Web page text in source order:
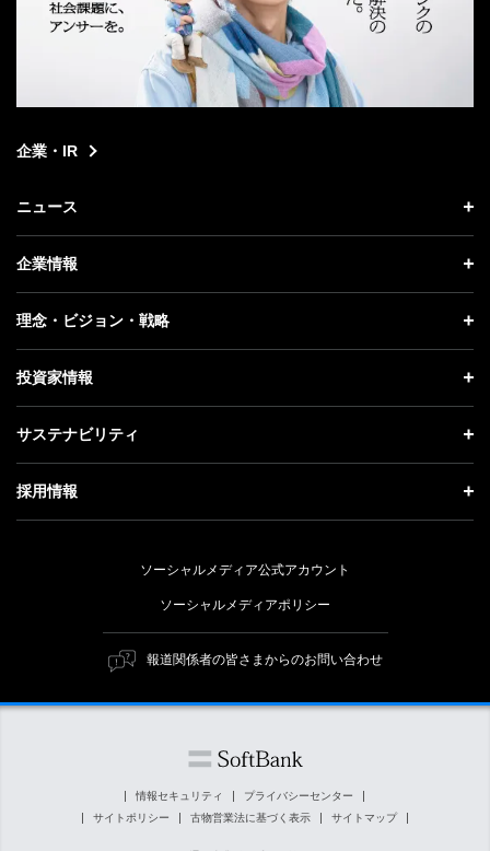
企業・IR
ニュース
ニュース トップ
プレスリリース
更新情報
記者説明会
企業情報
企業情報 トップ
社長メッセージ
事業紹介
ガバナンス
理念・ビジョン・戦略
理念・ビジョン・戦略 トップ
成長戦略「Activate AI for Society」
人材戦略
投資家情報
投資家情報 トップ
経営方針
個人投資家の皆さまへ
株式と社債について
サステナビリティ
サステナビリティ トップ
トップメッセージ
ESG方針・体制
マテリアリティ（重要課題）
ESGの主な取り組み
外部評価・イニシアチブ
採用情報
障がい者採用
ソーシャルメディア公式アカウント
ソーシャルメディアポリシー
報道関係者の皆さまからのお問い合わせ
情報セキュリティ
プライバシーセンター
サイトポリシー
古物営業法に基づく表示 サイトマップ